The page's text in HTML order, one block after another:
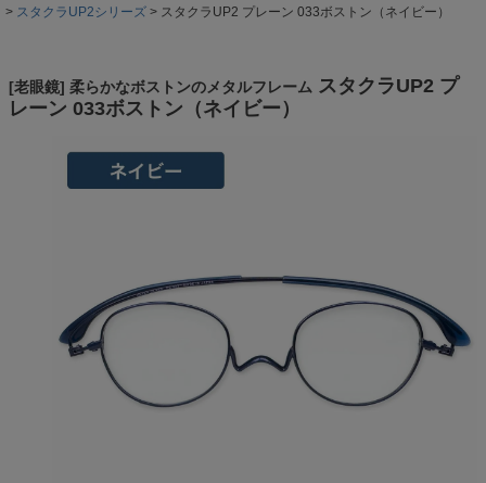
スタクラUP2シリーズ
スタクラUP2 プレーン 033ボストン（ネイビー）
[老眼鏡] 柔らかなボストンのメタルフレーム スタクラUP2 プ
レーン 033ボストン（ネイビー）